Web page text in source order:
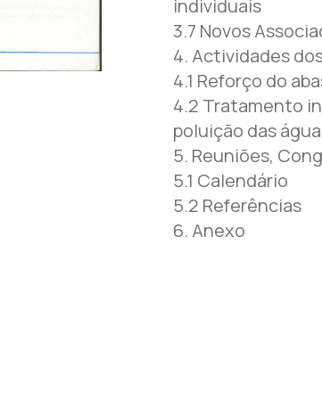
individuais
3.7 Novos
4. Actividades
4.1 Reforço do
4.2 Tratamento
poluição das
5. Reuniões,
5.1 Calendário
5.2 Referências
6. Anexo